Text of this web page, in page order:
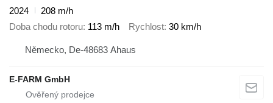
2024
208 m/h
Doba chodu rotoru 113 m/h Rychlost 30 km/h
Německo, De-48683 Ahaus
E-FARM GmbH